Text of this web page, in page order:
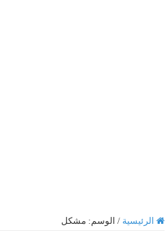
الرئيسية / الوسم: مشكل